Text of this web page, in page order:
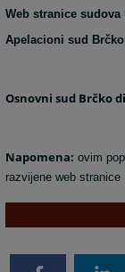
Web stranice
Apelacioni sud
Osnovni sud Brčko
Napomena: ovim
razvijene web stranice